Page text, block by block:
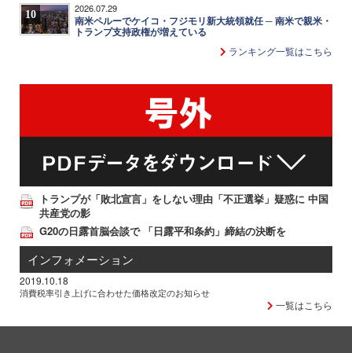
10 2026.07.29
南米ペルーでケイコ・フジモリ新大統領就任 ─ 南米で親米・
トランプ支持政権が増えている
ランキング一覧はこちら
トランプが「敗北宣言」をしない理由「不正選挙」疑惑に 中国
共産党の影
G20の日露首脳会談で 「日露平和条約」締結の決断を
インフォメーション
2019.10.18
消費税率引き上げに合わせた価格改定のお知らせ
一覧はこちら